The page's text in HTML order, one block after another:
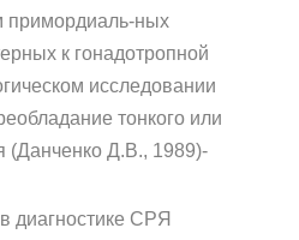
примордиаль-ных
к гонадотропной
исследовании
тонкого или
(Данченко Д.В., 1989)-
диагностике СРЯ